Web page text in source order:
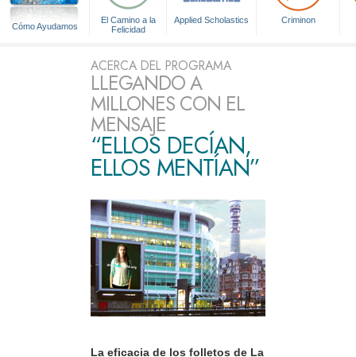
Cómo Ayudamos
El Camino a la
Felicidad
Applied Scholastics Criminon
ACERCA DEL PROGRAMA
LLEGANDO A
MILLONES CON EL
MENSAJE
“ELLOS DECÍAN,
ELLOS MENTÍAN”
La eficacia de los folletos de La